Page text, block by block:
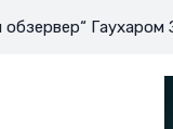
Гаухаром